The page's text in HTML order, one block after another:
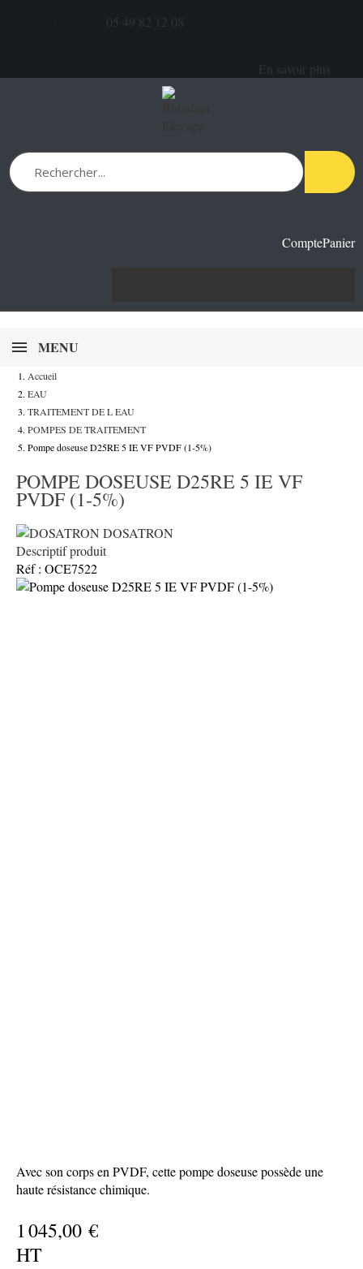
05 49 82 12 08
En savoir plus
ComptePanier
MENU
Accueil
EAU
TRAITEMENT DE L EAU
POMPES DE TRAITEMENT
Pompe doseuse D25RE 5 IE VF PVDF (1-5%)
POMPE DOSEUSE D25RE 5 IE VF
PVDF (1-5%)
DOSATRON
Descriptif produit
Réf : OCE7522
Avec son corps en PVDF, cette pompe doseuse possède une
haute résistance chimique.
1 045,00 €
HT